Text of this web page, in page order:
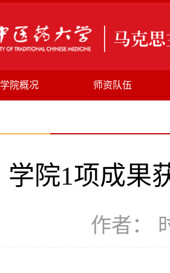
学院概况 师资队伍
学院1项成果
作者：